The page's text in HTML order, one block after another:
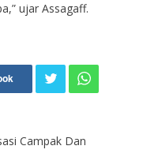
ujar Assagaff.
Campak Dan